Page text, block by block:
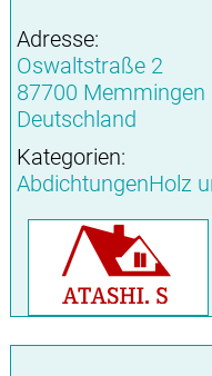
Adresse:
Oswaltstraße 2
87700 Memmingen
Deutschland
Kategorien:
AbdichtungenHolz